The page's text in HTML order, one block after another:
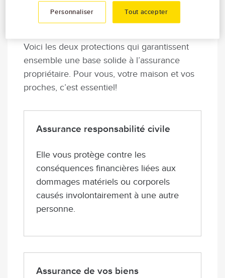
Les protections
recommandées
Voici les deux protections qui garantissent
ensemble une base solide à l’assurance
propriétaire. Pour vous, votre maison et vos
proches, c’est essentiel!
Assurance responsabilité civile
Elle vous protège contre les
conséquences financières liées aux
dommages matériels ou corporels
causés involontairement à une autre
personne.
Assurance de vos biens
Personnaliser Tout accepter